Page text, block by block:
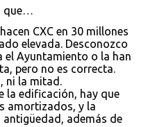
que…
CXC en 30 millones
elevada. Desconozco
el Ayuntamiento o la han
pero no es correcta.
ni la mitad.
la edificación, hay que
amortizados, y la
además de